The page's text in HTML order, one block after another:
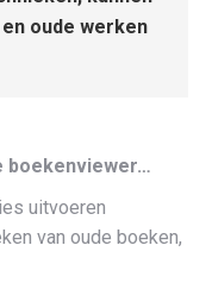
oude werken
boekenviewer…
uitvoeren
van oude boeken,